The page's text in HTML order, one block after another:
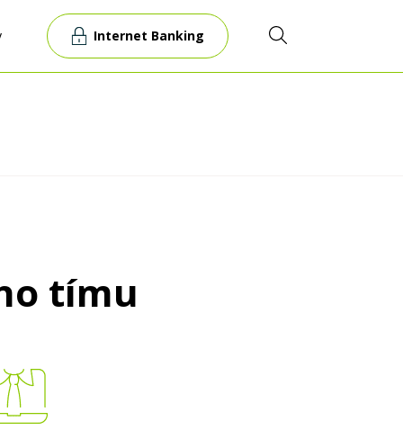
Internet Banking
tímu